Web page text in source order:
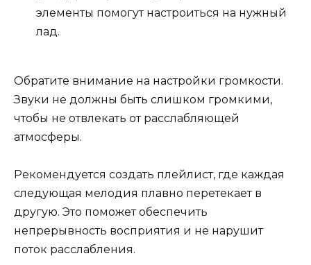
элементы помогут настроиться на нужный
лад.
Обратите внимание на настройки громкости.
Звуки не должны быть слишком громкими,
чтобы не отвлекать от расслабляющей
атмосферы.
Рекомендуется создать плейлист, где каждая
следующая мелодия плавно перетекает в
другую. Это поможет обеспечить
непрерывность восприятия и не нарушит
поток расслабления.